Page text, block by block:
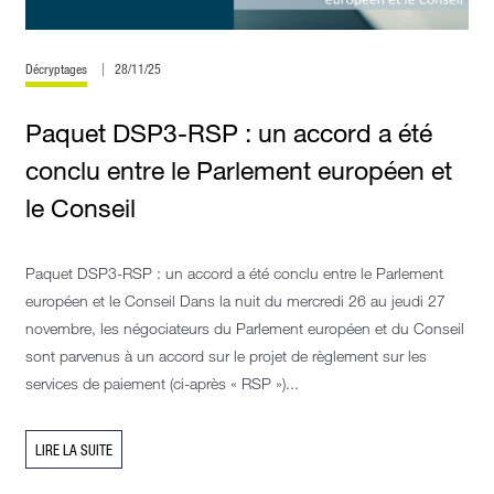
Décryptages 28/11/25
Paquet DSP3-RSP : un accord a été
conclu entre le Parlement européen et
le Conseil
Paquet DSP3-RSP : un accord a été conclu entre le Parlement
européen et le Conseil Dans la nuit du mercredi 26 au jeudi 27
novembre, les négociateurs du Parlement européen et du Conseil
sont parvenus à un accord sur le projet de règlement sur les
services de paiement (ci-après « RSP »)...
LIRE LA SUITE